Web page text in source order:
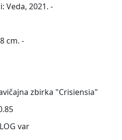
Veda, 2021. -
cm. -
zbirka "Crisiensia"
var